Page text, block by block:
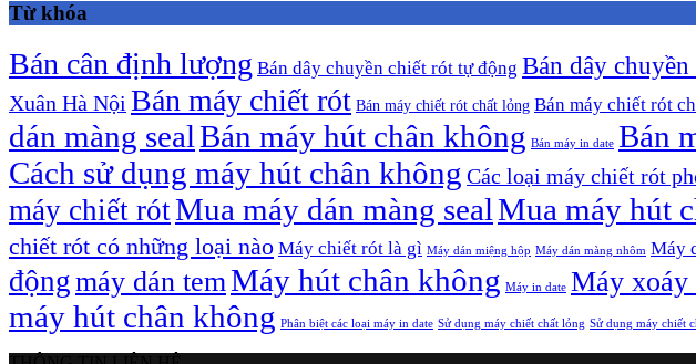
Từ khóa
Bán cân định lượng Bán dây chuyền chiết rót tự động Bán dây
Xuân Hà Nội Bán máy chiết rót Bán máy chiết rót chất lỏng Bán máy chiết rót
dán màng sealBán máy hút chân không Bán máy in date Bán
Cách sử dụng máy hút chân không Các loại máy chiết rót
máy chiết rótMua máy dán màng sealMua máy hút
chiết rót có những loại nào Máy chiết rót là gì Máy dán miệng hộp Máy dán màng nhôm Máy
độngmáy dán temMáy hút chân không Máy in date Máy xoáy
máy hút chân không Phân biệt các loại máy in date Sử dụng máy chiết chất lỏng Sử dụng máy chiết